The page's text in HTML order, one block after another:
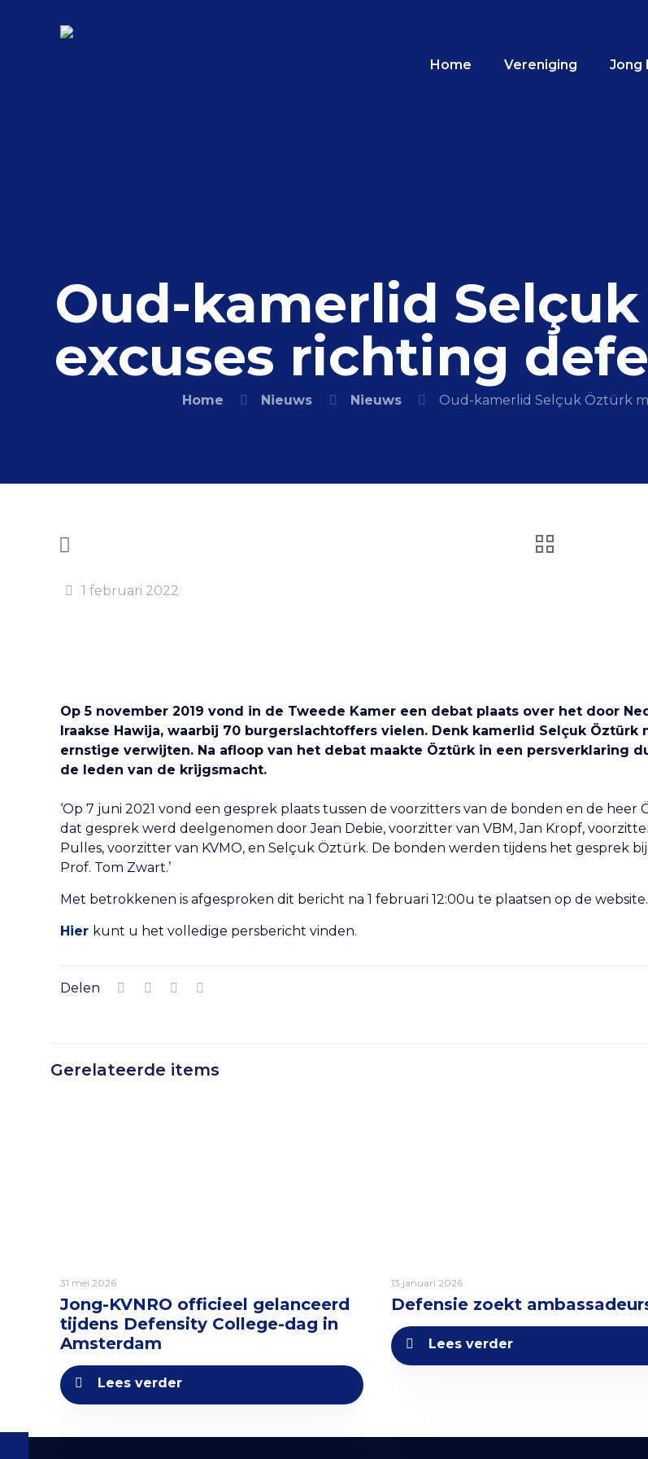
Home Vereniging Jong
Oud-kamerlid
excuses richting
Home Nieuws Nieuws Oud-kamerlid Selçuk Öztürk
1 februari 2022
Op 5 november 2019 vond in de Tweede Kamer een debat plaats over het door
Iraakse Hawija, waarbij 70 burgerslachtoffers vielen. Denk kamerlid Selçuk
ernstige verwijten. Na afloop van het debat maakte Öztürk in een persverklaring
de leden van de krijgsmacht.
‘Op 7 juni 2021 vond een gesprek plaats tussen de voorzitters van de bonden en de
dat gesprek werd deelgenomen door Jean Debie, voorzitter van VBM, Jan Kropf,
Pulles, voorzitter van KVMO, en Selçuk Öztürk. De bonden werden tijdens het gesprek
Prof. Tom Zwart.’
Met betrokkenen is afgesproken dit bericht na 1 februari 12:00u te plaatsen op de website.
Hier kunt u het volledige persbericht vinden.
Delen
Gerelateerde items
31 mei 2026
Jong-KVNRO officieel gelanceerd
tijdens Defensity College-dag in
Amsterdam
Lees verder
13 januari 2026
Defensie zoekt
Lees verder